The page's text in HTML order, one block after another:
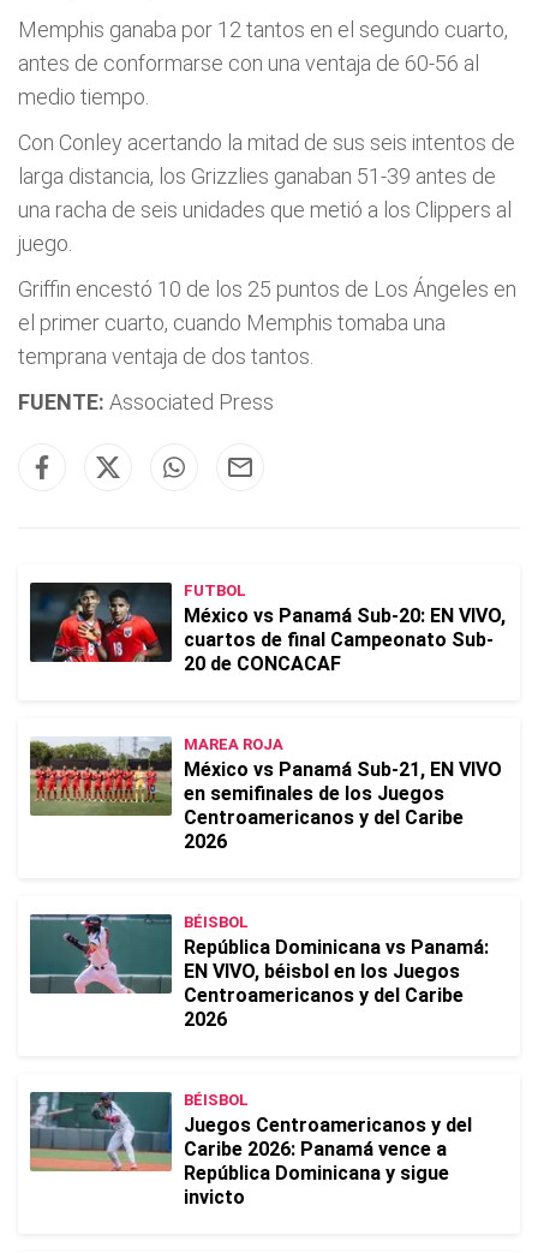
Memphis ganaba por 12 tantos en el segundo cuarto,
antes de conformarse con una ventaja de 60-56 al
medio tiempo.
Con Conley acertando la mitad de sus seis intentos de
larga distancia, los Grizzlies ganaban 51-39 antes de
una racha de seis unidades que metió a los Clippers al
juego.
Griffin encestó 10 de los 25 puntos de Los Ángeles en
el primer cuarto, cuando Memphis tomaba una
temprana ventaja de dos tantos.
FUENTE: Associated Press
FUTBOL
México vs Panamá Sub-20: EN VIVO,
cuartos de final Campeonato Sub-
20 de CONCACAF
MAREA ROJA
México vs Panamá Sub-21, EN VIVO
en semifinales de los Juegos
Centroamericanos y del Caribe
2026
BÉISBOL
República Dominicana vs Panamá:
EN VIVO, béisbol en los Juegos
Centroamericanos y del Caribe
2026
BÉISBOL
Juegos Centroamericanos y del
Caribe 2026: Panamá vence a
República Dominicana y sigue
invicto